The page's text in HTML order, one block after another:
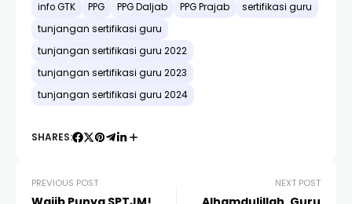
info GTK
PPG PPG Daljab PPG Prajab
sertifikasi guru
tunjangan sertifikasi guru
tunjangan sertifikasi guru 2022
tunjangan sertifikasi guru 2023
tunjangan sertifikasi guru 2024
SHARES:
PREVIOUS POST NEXT POST